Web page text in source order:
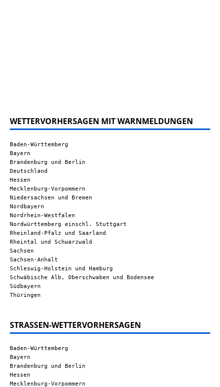
WETTERVORHERSAGEN MIT WARNMELDUNGEN
Baden-Württemberg
Bayern
Brandenburg und Berlin
Deutschland
Hessen
Mecklenburg-Vorpommern
Niedersachsen und Bremen
Nordbayern
Nordrhein-Westfalen
Nordwürttemberg einschl. Stuttgart
Rheinland-Pfalz und Saarland
Rheintal und Schwarzwald
Sachsen
Sachsen-Anhalt
Schleswig-Holstein und Hamburg
Schwäbische Alb, Oberschwaben und Bodensee
Südbayern
Thüringen
STRASSEN-WETTERVORHERSAGEN
Baden-Württemberg
Bayern
Brandenburg und Berlin
Hessen
Mecklenburg-Vorpommern